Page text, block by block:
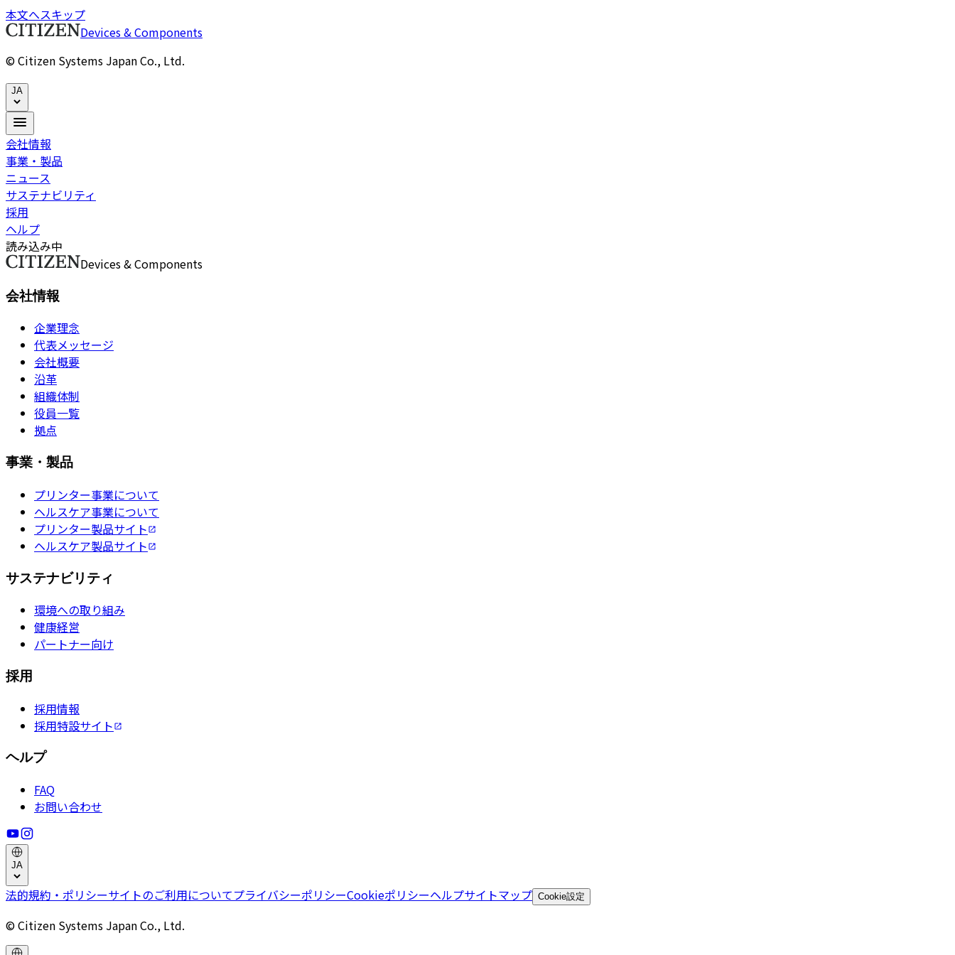
本文へスキップ
Devices & Components
© Citizen Systems Japan Co., Ltd.
JA
会社情報
事業・製品
ニュース
サステナビリティ
採用
ヘルプ
読み込み中
Devices & Components
会社情報
企業理念
代表メッセージ
会社概要
沿革
組織体制
役員一覧
拠点
事業・製品
プリンター事業について
ヘルスケア事業について
プリンター製品サイト
ヘルスケア製品サイト
サステナビリティ
環境への取り組み
健康経営
パートナー向け
採用
採用情報
採用特設サイト
ヘルプ
FAQ
お問い合わせ
JA
法的規約・ポリシーサイトのご利用についてプライバシーポリシーCookieポリシーヘルプサイトマップ Cookie設定
© Citizen Systems Japan Co., Ltd.